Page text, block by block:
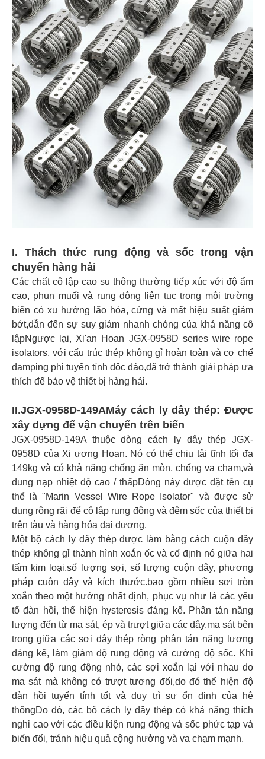
I. Thách thức rung động và sốc trong vận
chuyển hàng hải
Các chất cô lập cao su thông thường tiếp xúc với độ ẩm
cao, phun muối và rung động liên tục trong môi trường
biển có xu hướng lão hóa, cứng và mất hiệu suất giảm
bớt,dẫn đến sự suy giảm nhanh chóng của khả năng cô
lậpNgược lại, Xi'an Hoan JGX-0958D series wire rope
isolators, với cấu trúc thép không gỉ hoàn toàn và cơ chế
damping phi tuyến tính độc đáo,đã trở thành giải pháp ưa
thích để bảo vệ thiết bị hàng hải.
II.JGX-0958D-149AMáy cách ly dây thép: Được
xây dựng để vận chuyển trên biển
JGX-0958D-149A thuộc dòng cách ly dây thép JGX-
0958D của Xi ương Hoan. Nó có thể chịu tải tĩnh tối đa
149kg và có khả năng chống ăn mòn, chống va chạm,và
dung nạp nhiệt độ cao / thấpDòng này được đặt tên cụ
thể là "Marin Vessel Wire Rope Isolator" và được sử
dụng rộng rãi để cô lập rung động và đệm sốc của thiết bị
trên tàu và hàng hóa đại dương.
Một bộ cách ly dây thép được làm bằng cách cuộn dây
thép không gỉ thành hình xoắn ốc và cố định nó giữa hai
tấm kim loại.số lượng sợi, số lượng cuộn dây, phương
pháp cuộn dây và kích thước.bao gồm nhiều sợi tròn
xoắn theo một hướng nhất định, phục vụ như là các yếu
tố đàn hồi, thể hiện hysteresis đáng kể. Phân tán năng
lượng đến từ ma sát, ép và trượt giữa các dây.ma sát bên
trong giữa các sợi dây thép ròng phân tán năng lượng
đáng kể, làm giảm độ rung động và cường độ sốc. Khi
cường độ rung động nhỏ, các sợi xoắn lại với nhau do
ma sát mà không có trượt tương đối,do đó thể hiện độ
đàn hồi tuyến tính tốt và duy trì sự ổn định của hệ
thốngDo đó, các bộ cách ly dây thép có khả năng thích
nghi cao với các điều kiện rung động và sốc phức tạp và
biến đổi, tránh hiệu quả cộng hưởng và va chạm mạnh.